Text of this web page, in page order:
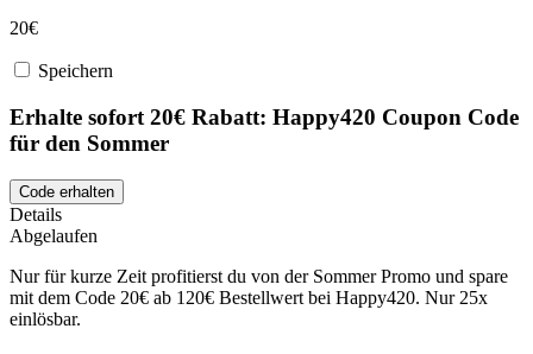
20€
Speichern
Erhalte sofort 20€ Rabatt: Happy420 Coupon Code
für den Sommer
Code erhalten
Details
Abgelaufen
Nur für kurze Zeit profitierst du von der Sommer Promo und spare
mit dem Code 20€ ab 120€ Bestellwert bei Happy420. Nur 25x
einlösbar.